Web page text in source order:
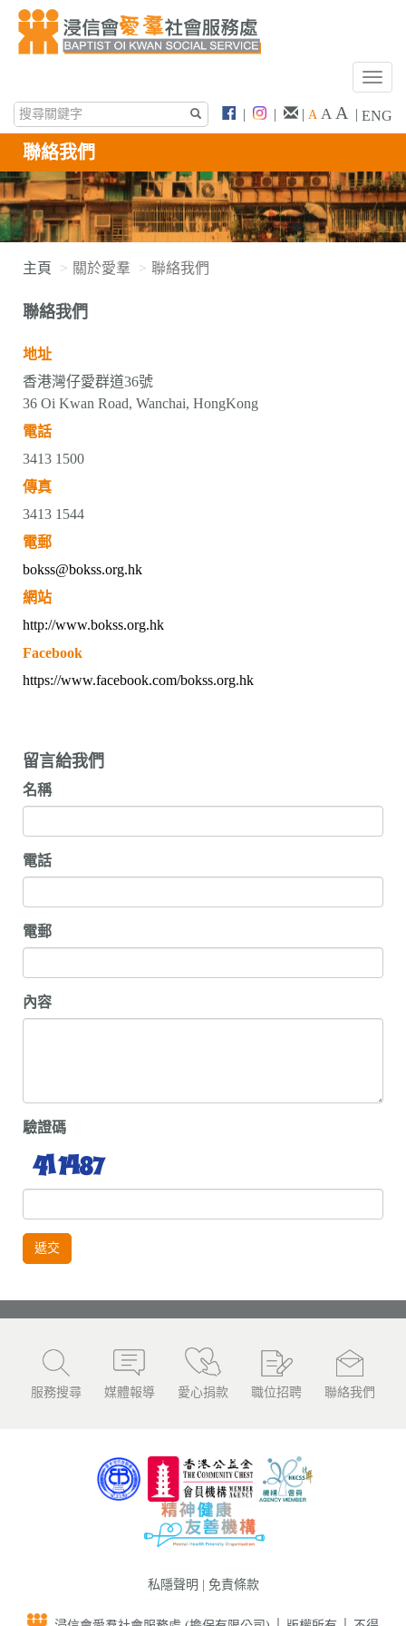
T
g
e
n
a
v
| | | A A A | ENG
聯絡我們
主頁 關於愛羣 聯絡我們
聯絡我們
地址
香港灣仔愛群道36號
36 Oi Kwan Road, Wanchai, HongKong
電話
3413 1500
傳真
3413 1544
電郵
bokss@bokss.org.hk
網站
http://www.bokss.org.hk
Facebook
https://www.facebook.com/bokss.org.hk
留言給我們
名稱
電話
電郵
內容
驗證碼
遞交
服務搜尋 媒體報導 愛心捐款 職位招聘 聯絡我們
私隱聲明 免責條款